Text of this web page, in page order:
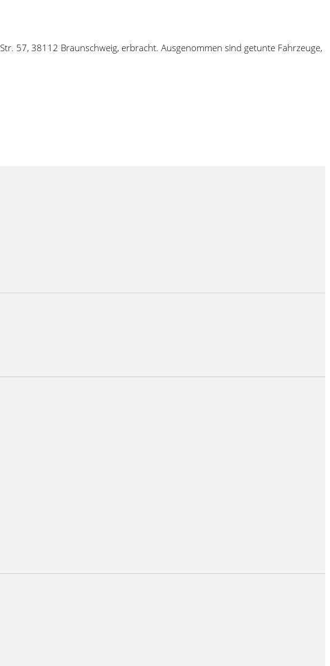
57, 38112 Braunschweig, erbracht. Ausgenommen sind getunte Fahrzeuge,